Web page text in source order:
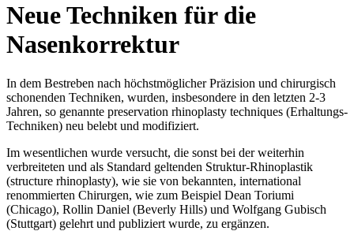
Neue Techniken für die
Nasenkorrektur
In dem Bestreben nach höchstmöglicher Präzision und chirurgisch
schonenden Techniken, wurden, insbesondere in den letzten 2-3
Jahren, so genannte preservation rhinoplasty techniques (Erhaltungs-
Techniken) neu belebt und modifiziert.
Im wesentlichen wurde versucht, die sonst bei der weiterhin
verbreiteten und als Standard geltenden Struktur-Rhinoplastik
(structure rhinoplasty), wie sie von bekannten, international
renommierten Chirurgen, wie zum Beispiel Dean Toriumi
(Chicago), Rollin Daniel (Beverly Hills) und Wolfgang Gubisch
(Stuttgart) gelehrt und publiziert wurde, zu ergänzen.